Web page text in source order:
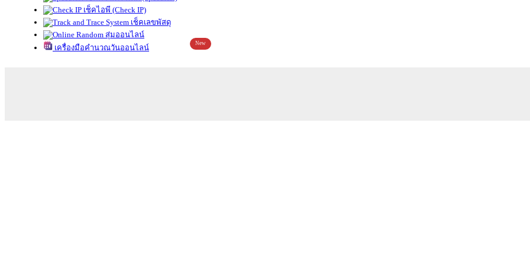
เช็คไอพี (Check IP)
เช็คเลขพัสดุ
สุ่มออนไลน์
เครื่องมือคำนวณวันออนไลน์
New